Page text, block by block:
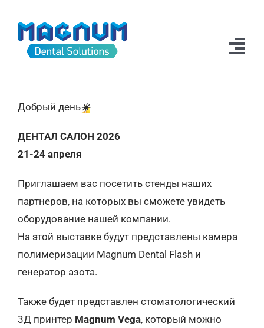
content
О компании
Добрый день☀️
ДЕНТАЛ САЛОН 2026
21-24 апреля
Приглашаем вас посетить стенды наших
партнеров, на которых вы сможете увидеть
оборудование нашей компании.
На этой выставке будут представлены камера
полимеризации Magnum Dental Flash и
генератор азота.
Также будет представлен стоматологический
3Д принтер Magnum Vega, который можно